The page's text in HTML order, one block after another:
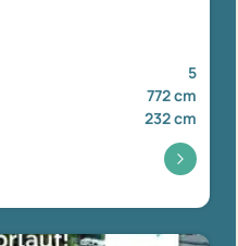
5
772 cm
232 cm